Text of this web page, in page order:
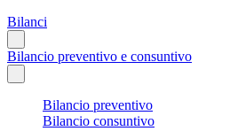
Bilanci
Bilancio preventivo e consuntivo
Bilancio preventivo
Bilancio consuntivo